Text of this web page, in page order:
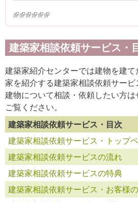
(link is external)
(link is external)
(link is external)
(link is external)
(link is external)
(link is external)
建築家相談依頼サービス・
建築家紹介センターでは建物を建
家を紹介する建築家相談依頼サービ
建物について相談・依頼したい方
ご覧ください。
建築家相談依頼サービス・目次
建築家相談依頼サービス・トップ
建築家相談依頼サービスの流れ
建築家相談依頼サービスの特典
建築家相談依頼サービス・お客様